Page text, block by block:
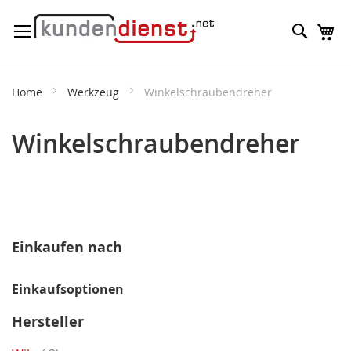
zum
Suche
Home Werkzeug Winkelschraubendreher
Winkelschraubendreher
Einkaufen nach
Einkaufsoptionen
Hersteller